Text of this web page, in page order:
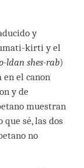
y
kirti y el
ldan shes-rab)
en el canon
y de
muestran
sé, las dos
no